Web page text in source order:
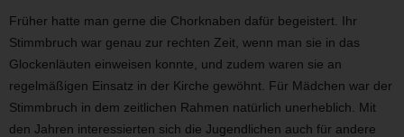
Früher hatte man gerne die Chorknaben dafür begeistert. Ihr
Stimmbruch war genau zur rechten Zeit, wenn man sie in das
Glockenläuten einweisen konnte, und zudem waren sie an
regelmäßigen Einsatz in der Kirche gewöhnt. Für Mädchen war der
Stimmbruch in dem zeitlichen Rahmen natürlich unerheblich. Mit
den Jahren interessierten sich die Jugendlichen auch für andere